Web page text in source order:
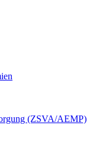
(ZSVA/AEMP)